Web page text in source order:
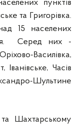
пунктів
та Григорівка.
15 населених
Серед них -
Василівка,
Іванівське, Часів
Шультине
та Шахтарському